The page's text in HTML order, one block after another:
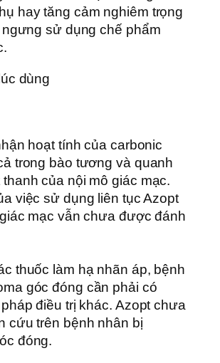
hay tăng cảm nghiêm trọng
sử dụng chế phẩm
dùng
hoạt tính của carbonic
trong bào tương và quanh
của nội mô giác mạc.
việc sử dụng liên tục Azopt
mạc vẫn chưa được đánh
thuốc làm hạ nhãn áp, bệnh
góc đóng cần phải có
điều trị khác. Azopt chưa
cứu trên bệnh nhân bị
đóng.